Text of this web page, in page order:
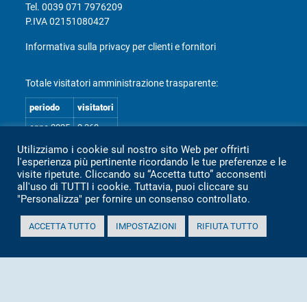
Tel.0039 071 7976209
P.IVA 02151080427
Informativa sulla privacy per clienti e fornitori
Totale visitatori amministrazione trasparente:
periodo
visitatori
anno 2025
2.360
anno 2024
2.097
anno 2023
1.803
anno 2022
2.373
1.501
anno 2020
1.307
Utilizziamo i cookie sul nostro sito Web per offrirti
l'esperienza più pertinente ricordando le tue preferenze e le
visite ripetute. Cliccando su “Accetta tutto” acconsenti
all'uso di TUTTI i cookie. Tuttavia, puoi cliccare su
"Personalizza" per fornire un consenso controllato.
ACCETTA TUTTO IMPOSTAZIONI RIFIUTA TUTTO